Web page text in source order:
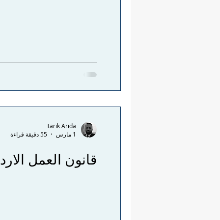
قانون العمل
Tarik Arida
1 مارس
55 دقيقة قراءة